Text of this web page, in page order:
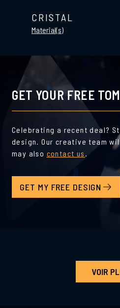
CRISTAL
Material(s)
GET YOUR FREE
Celebrating a recent deal?
design. Our creative team
may also contact us .
GET MY FREE DESIGN
VOIR